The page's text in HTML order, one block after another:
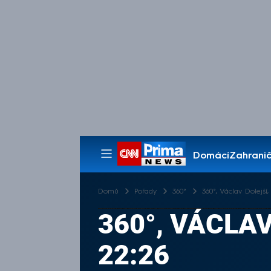
Domácí
Pořady
Domů Pořady 360° 360°, Václav
360°,
22:26